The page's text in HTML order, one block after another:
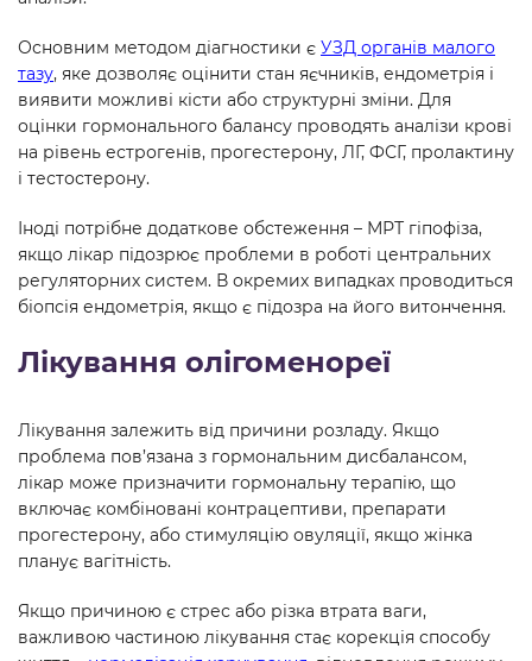
Основним методом діагностики є УЗД органів малого
тазу, яке дозволяє оцінити стан яєчників, ендометрія і
виявити можливі кісти або структурні зміни. Для
оцінки гормонального балансу проводять аналізи крові
на рівень естрогенів, прогестерону, ЛГ, ФСГ, пролактину
і тестостерону.
Іноді потрібне додаткове обстеження – МРТ гіпофіза,
якщо лікар підозрює проблеми в роботі центральних
регуляторних систем. В окремих випадках проводиться
біопсія ендометрія, якщо є підозра на його витончення.
Лікування олігоменореї
Лікування залежить від причини розладу. Якщо
проблема пов’язана з гормональним дисбалансом,
лікар може призначити гормональну терапію, що
включає комбіновані контрацептиви, препарати
прогестерону, або стимуляцію овуляції, якщо жінка
планує вагітність.
Якщо причиною є стрес або різка втрата ваги,
важливою частиною лікування стає корекція способу